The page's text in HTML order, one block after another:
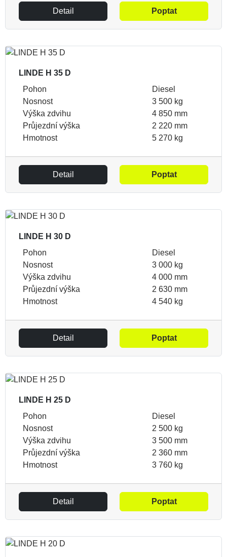
Detail Poptat
LINDE H 35 D
Pohon
Diesel
Nosnost
3 500 kg
Výška zdvihu
4 850 mm
Průjezdní výška
2 220 mm
Hmotnost
5 270 kg
Detail Poptat
LINDE H 30 D
Pohon
Diesel
Nosnost
3 000 kg
Výška zdvihu
4 000 mm
Průjezdní výška
2 630 mm
Hmotnost
4 540 kg
Detail Poptat
LINDE H 25 D
Pohon
Diesel
Nosnost
2 500 kg
Výška zdvihu
3 500 mm
Průjezdní výška
2 360 mm
Hmotnost
3 760 kg
Detail Poptat